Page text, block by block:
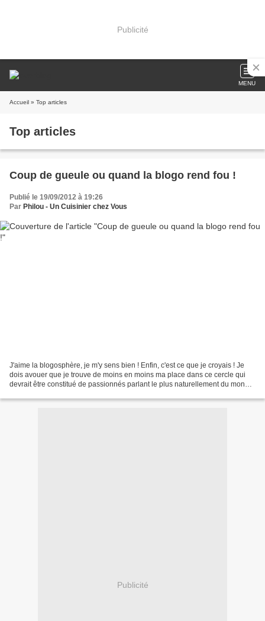
Publicité
MENU
Accueil » Top articles
Top articles
Coup de gueule ou quand la blogo rend fou !
Publié le 19/09/2012 à 19:26
Par Philou - Un Cuisinier chez Vous
J'aime la blogosphère, je m'y sens bien ! Enfin, c'est ce que je croyais ! Je
dois avouer que je trouve de moins en moins ma place dans ce cercle qui
devrait être constitué de passionnés parlant le plus naturellement du monde
Publicité